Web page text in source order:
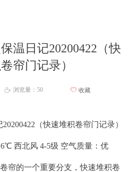
温日记20200422（快
帘门记录）
ꄘ 浏览量： 50 ꄀ 收藏
（快速堆积卷帘门记录）
西北风 4-5级 空气质量：优
帘的一个重要分支，快速堆积卷